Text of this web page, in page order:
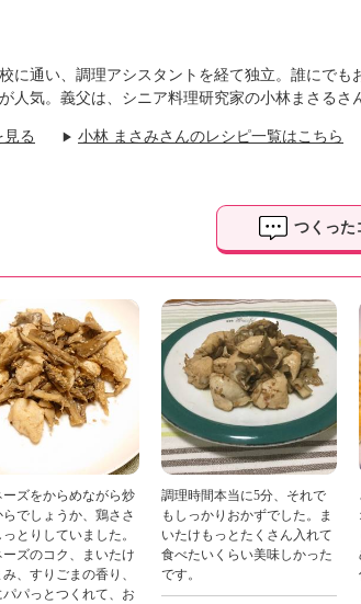
に通い、調理アシスタントを経て独立。誰にでも
人気。義父は、シニア料理研究家の小林まさるさ
る ▶ 小林 まさみさんのレシピ一覧はこちら
つくった
ーズをからめながら炒
でしょうか、鶏ささ
とりしていました。
ーズのコク、まいたけ
、すりごまの香り、
パパっとつくれて、お
調理時間本当に5分、それで
もしっかりおかずでした。ま
いたけもっとたくさん入れて
食べたいくらい美味しかった
です。